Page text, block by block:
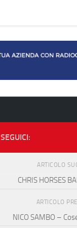
SEGUICI:
ARTICOLO
CHRIS HORSES
ARTICOLO
NICO SAMBO –